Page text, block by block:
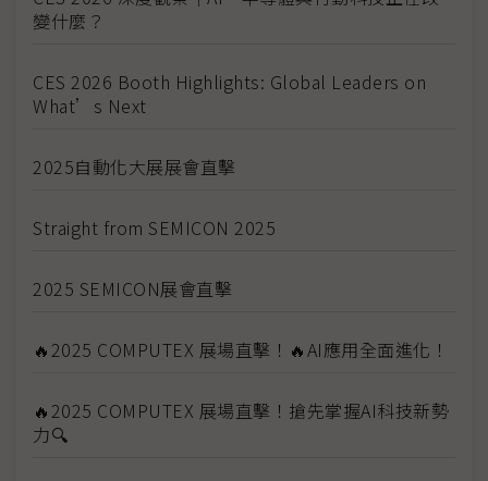
變什麼？
CES 2026 Booth Highlights: Global Leaders on
What’s Next
2025自動化大展展會直擊
Straight from SEMICON 2025
2025 SEMICON展會直擊
🔥2025 COMPUTEX 展場直擊！🔥AI應用全面進化！
🔥2025 COMPUTEX 展場直擊！搶先掌握AI科技新勢
力🔍